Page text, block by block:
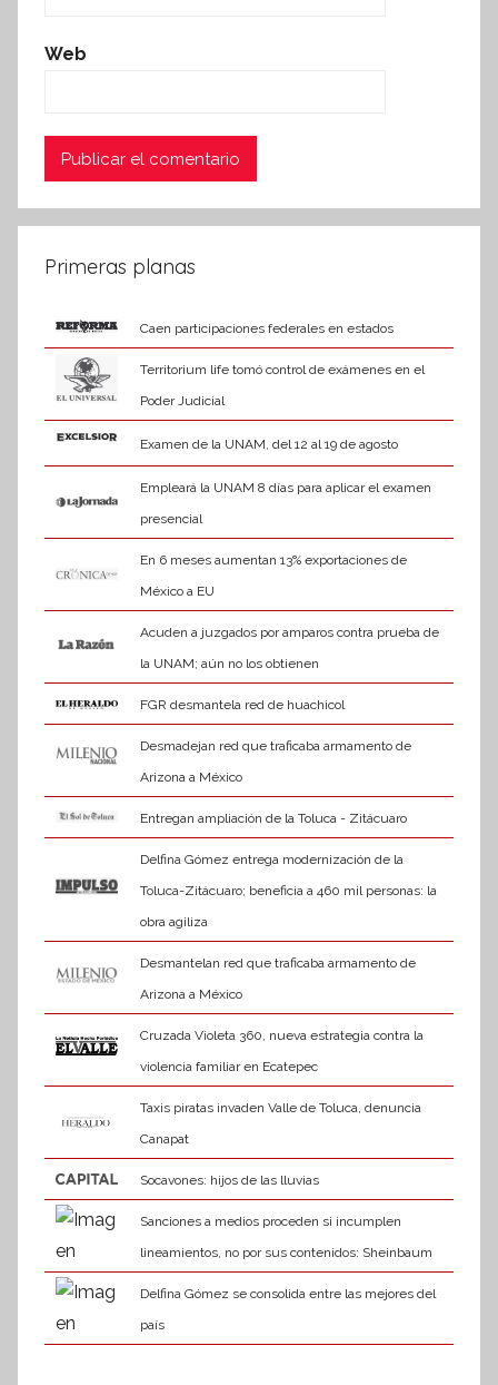
Web
Primeras planas
Caen participaciones federales en estados
Territorium life tomó control de exámenes en el
Poder Judicial
Examen de la UNAM, del 12 al 19 de agosto
Empleará la UNAM 8 días para aplicar el examen
presencial
En 6 meses aumentan 13% exportaciones de
México a EU
Acuden a juzgados por amparos contra prueba de
la UNAM; aún no los obtienen
FGR desmantela red de huachicol
Desmadejan red que traficaba armamento de
Arizona a México
Entregan ampliación de la Toluca - Zitácuaro
Delfina Gómez entrega modernización de la
Toluca-Zitácuaro; beneficia a 460 mil personas: la
obra agiliza
Desmantelan red que traficaba armamento de
Arizona a México
Cruzada Violeta 360, nueva estrategia contra la
violencia familiar en Ecatepec
Taxis piratas invaden Valle de Toluca, denuncia
Canapat
Socavones: hijos de las lluvias
Sanciones a medios proceden si incumplen
lineamientos, no por sus contenidos: Sheinbaum
Delfina Gómez se consolida entre las mejores del
país